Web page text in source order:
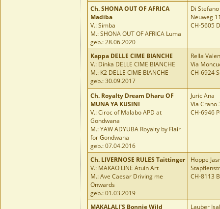
Ch.SHONA OUT OF AFRICA
Madiba
V.: Simba
M.: SHONA OUT OF AFRICA Luma
geb.: 28.06.2020
Di
Neuweg
CH-5605
Kappa DELLE CIME BIANCHE
V.: Dinka DELLE CIME BIANCHE
M.: K2 DELLE CIME BIANCHE
geb.: 30.09.2017
Rella
Via
CH-6924
Ch. Royalty Dream Dharu OF
MUNA YA KUSINI
V.: Ciroc of Malabo APD at
Gondwana
M.: YAW ADYUBA Royalty by Flair
for Gondwana
geb.: 07.04.2016
Juric Ana
Via Crano
CH-6946
Ch. LIVERNOSE RULES Taittinger
V.: MAKAO LINE Atuin Art
M.: Ave Caesar Driving me
Onwards
geb.: 01.03.2019
Hoppe
CH-8113
MAKALALI'S Bonnie Wild
Lauber